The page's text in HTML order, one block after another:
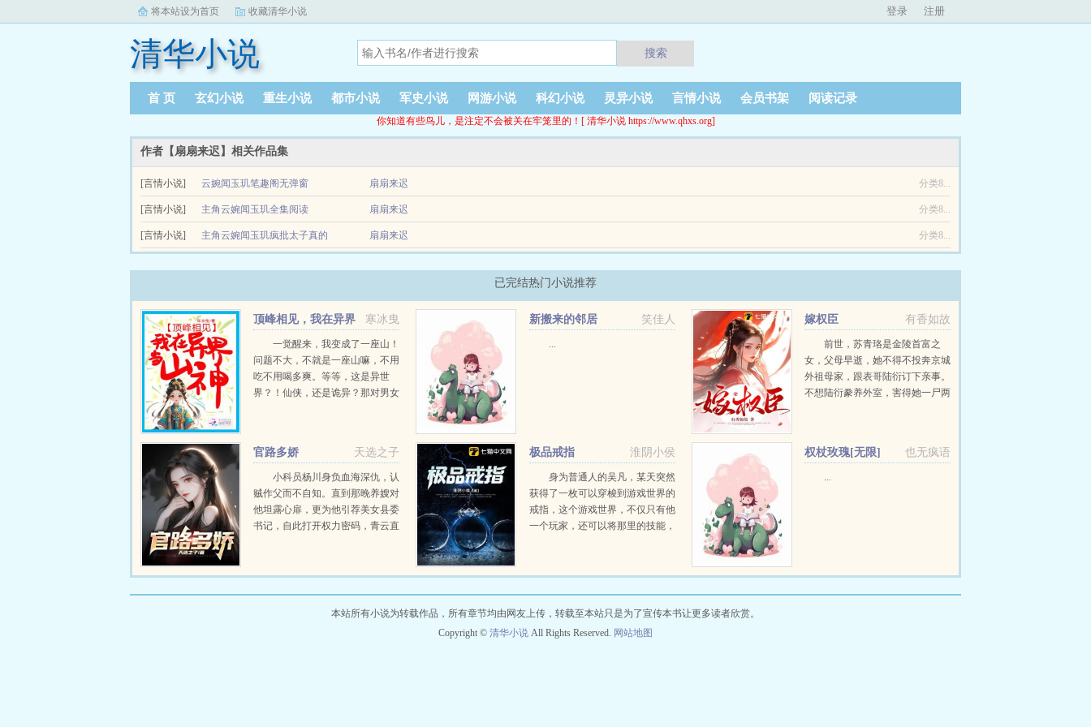
将本站设为首页 收藏清华小说 登录 注册
清华小说 搜索
首 页 玄幻小说 重生小说 都市小说 军史小说 网游小说 科幻小说 灵异小说 言情小说 会员书架 阅读记录
你知道有些鸟儿，是注定不会被关在牢笼里的！[ 清华小说 https://www.qhxs.org]
作者【扇扇来迟】相关作品集
[言情小说] 云婉闻玉玑笔趣阁无弹窗 扇扇来迟 分类8...
[言情小说] 主角云婉闻玉玑全集阅读 扇扇来迟 分类8...
[言情小说] 主角云婉闻玉玑疯批太子真的 扇扇来迟 分类8...
已完结热门小说推荐
寒冰曳
顶峰相见，我在异界
当山神一觉醒来，我变成了一座山！
问题不大，不就是一座山嘛，不用
吃不用喝多爽。等等，这是异世
界？！仙侠，还是诡异？那对男女
笑佳人
新搬来的邻居
...
有香如故
嫁权臣
前世，苏青珞是金陵首富之
女，父母早逝，她不得不投奔京城
外祖母家，跟表哥陆衍订下亲事。
不想陆衍豢养外室，害得她一尸两
天选之子
官路多娇
小科员杨川身负血海深仇，认
贼作父而不自知。直到那晚养嫂对
他坦露心扉，更为他引荐美女县委
书记，自此打开权力密码，青云直
记在权力的征途上，杨川终...
淮阴小侯
极品戒指
身为普通人的吴凡，某天突然
获得了一枚可以穿梭到游戏世界的
戒指，这个游戏世界，不仅只有他
一个玩家，还可以将那里的技能，
可以论斤卖。你说化境高手独步天
也无疯语
权杖玫瑰[无限]
...
本站所有小说为转载作品，所有章节均由网友上传，转载至本站只是为了宣传本书让更多读者欣赏。
Copyright © 清华小说 All Rights Reserved. 网站地图